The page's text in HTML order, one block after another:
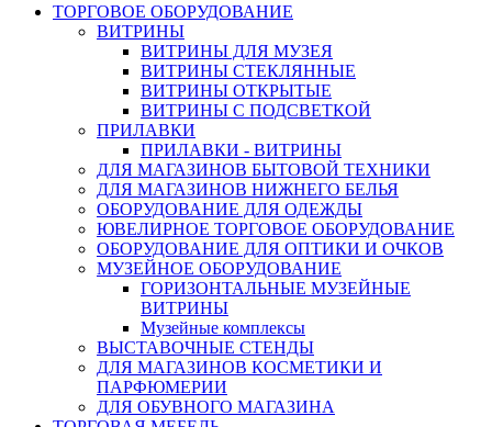
ТОРГОВОЕ ОБОРУДОВАНИЕ
ВИТРИНЫ
ВИТРИНЫ ДЛЯ МУЗЕЯ
ВИТРИНЫ СТЕКЛЯННЫЕ
ВИТРИНЫ ОТКРЫТЫЕ
ВИТРИНЫ С ПОДСВЕТКОЙ
ПРИЛАВКИ
ПРИЛАВКИ - ВИТРИНЫ
ДЛЯ МАГАЗИНОВ БЫТОВОЙ ТЕХНИКИ
ДЛЯ МАГАЗИНОВ НИЖНЕГО БЕЛЬЯ
ОБОРУДОВАНИЕ ДЛЯ ОДЕЖДЫ
ЮВЕЛИРНОЕ ТОРГОВОЕ ОБОРУДОВАНИЕ
ОБОРУДОВАНИЕ ДЛЯ ОПТИКИ И ОЧКОВ
МУЗЕЙНОЕ ОБОРУДОВАНИЕ
ГОРИЗОНТАЛЬНЫЕ МУЗЕЙНЫЕ
ВИТРИНЫ
Музейные комплексы
ВЫСТАВОЧНЫЕ СТЕНДЫ
ДЛЯ МАГАЗИНОВ КОСМЕТИКИ И
ПАРФЮМЕРИИ
ДЛЯ ОБУВНОГО МАГАЗИНА